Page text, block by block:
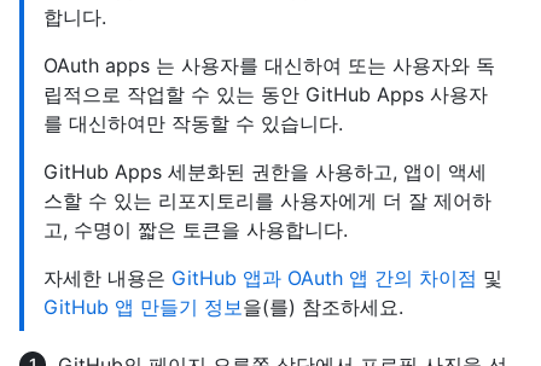
합니다.
OAuth apps 는 사용자를 대신하여 또는 사용자와 독
립적으로 작업할 수 있는 동안 GitHub Apps 사용자
를 대신하여만 작동할 수 있습니다.
GitHub Apps 세분화된 권한을 사용하고, 앱이 액세
스할 수 있는 리포지토리를 사용자에게 더 잘 제어하
고, 수명이 짧은 토큰을 사용합니다.
자세한 내용은 GitHub 앱과 OAuth 앱 간의 차이점 및
GitHub 앱 만들기 정보을(를) 참조하세요.